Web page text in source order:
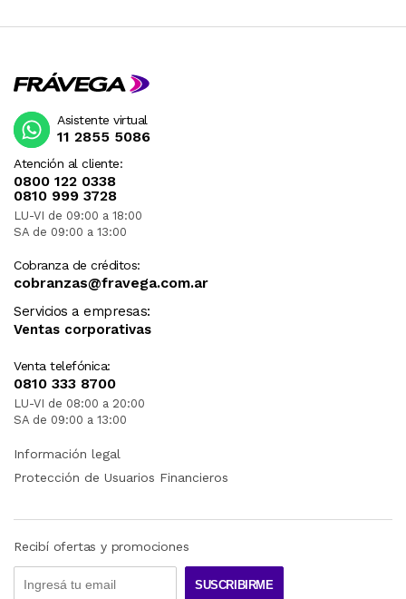
Atención al cliente:
0800 122 0338
0810 999 3728
LU-VI de 09:00 a 18:00
SA de 09:00 a 13:00
Cobranza de créditos:
cobranzas@fravega.com.ar
Servicios a empresas:
Ventas corporativas
Venta telefónica:
0810 333 8700
LU-VI de 08:00 a 20:00
SA de 09:00 a 13:00
Asistente virtual
11 2855 5086
Información legal
Protección de Usuarios Financieros
Recibí ofertas y promociones
SUSCRIBIRME